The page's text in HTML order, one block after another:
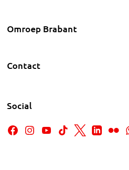
Omroep Brabant
Contact
Social